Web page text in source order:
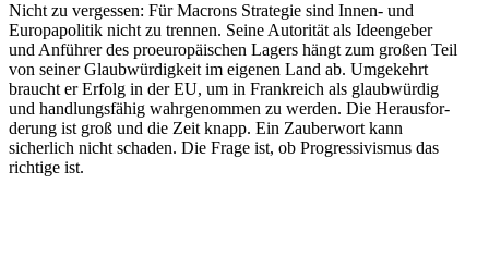
Nicht zu vergessen: Für Macrons Strategie sind Innen- und
Europa­po­litik nicht zu trennen. Seine Autorität als Ideen­geber
und Anführer des proeu­ro­päi­schen Lagers hängt zum großen Teil
von seiner Glaub­wür­digkeit im eigenen Land ab. Umgekehrt
braucht er Erfolg in der EU, um in Frank­reich als glaub­würdig
und handlungs­fähig wahrge­nommen zu werden. Die Heraus­for­
derung ist groß und die Zeit knapp. Ein Zauberwort kann
sicherlich nicht schaden. Die Frage ist, ob Progres­si­vismus das
richtige ist.